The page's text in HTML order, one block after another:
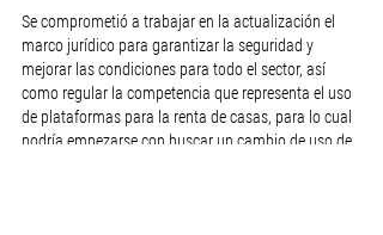
Se comprometió a trabajar en la actualización el
marco jurídico para garantizar la seguridad y
mejorar las condiciones para todo el sector, así
como regular la competencia que representa el uso
de plataformas para la renta de casas, para lo cual
podría empezarse con buscar un cambio de uso de